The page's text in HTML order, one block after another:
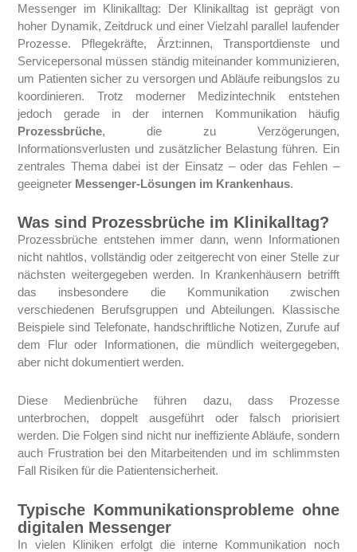
Messenger im Klinikalltag: Der Klinikalltag ist geprägt von
hoher Dynamik, Zeitdruck und einer Vielzahl parallel laufender
Prozesse. Pflegekräfte, Ärzt:innen, Transportdienste und
Servicepersonal müssen ständig miteinander kommunizieren,
um Patienten sicher zu versorgen und Abläufe reibungslos zu
koordinieren. Trotz moderner Medizintechnik entstehen
jedoch gerade in der internen Kommunikation häufig
Prozessbrüche, die zu Verzögerungen,
Informationsverlusten und zusätzlicher Belastung führen. Ein
zentrales Thema dabei ist der Einsatz – oder das Fehlen –
geeigneter Messenger-Lösungen im Krankenhaus.
Was sind Prozessbrüche im Klinikalltag?
Prozessbrüche entstehen immer dann, wenn Informationen
nicht nahtlos, vollständig oder zeitgerecht von einer Stelle zur
nächsten weitergegeben werden. In Krankenhäusern betrifft
das insbesondere die Kommunikation zwischen
verschiedenen Berufsgruppen und Abteilungen. Klassische
Beispiele sind Telefonate, handschriftliche Notizen, Zurufe auf
dem Flur oder Informationen, die mündlich weitergegeben,
aber nicht dokumentiert werden.
Diese Medienbrüche führen dazu, dass Prozesse
unterbrochen, doppelt ausgeführt oder falsch priorisiert
werden. Die Folgen sind nicht nur ineffiziente Abläufe, sondern
auch Frustration bei den Mitarbeitenden und im schlimmsten
Fall Risiken für die Patientensicherheit.
Typische Kommunikationsprobleme ohne
digitalen Messenger
In vielen Kliniken erfolgt die interne Kommunikation noch